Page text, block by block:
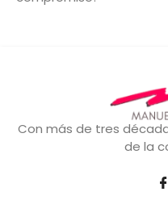
Con más de tres
de la